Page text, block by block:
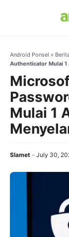
Android Ponsel »
Authenticator Mulai 1
Mulai 1
Slamet July 30,